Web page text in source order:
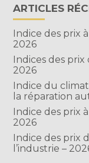
ARTICLES
Indice des prix
2026
Indices des
2026
Indice du
la réparation
Indice des prix
2026
Indice des prix
l’industrie –